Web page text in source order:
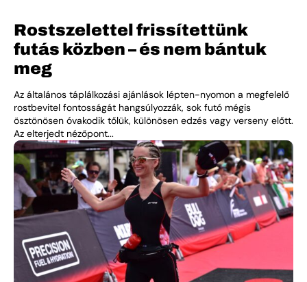
Rostszelettel frissítettünk
futás közben – és nem bántuk
meg
Az általános táplálkozási ajánlások lépten-nyomon a megfelelő
rostbevitel fontosságát hangsúlyozzák, sok futó mégis
ösztönösen óvakodik tőlük, különösen edzés vagy verseny előtt.
Az elterjedt nézőpont...